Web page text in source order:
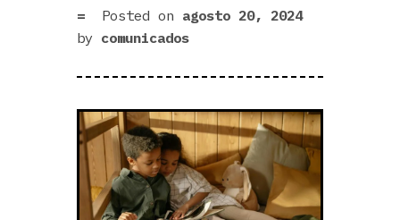
Posted on agosto 20, 2024
by comunicados